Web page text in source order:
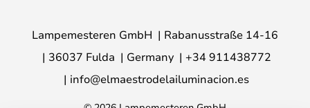
Lampemesteren GmbH
Rabanusstraße 14-16
36037 Fulda
Germany
+34 911438772
info@elmaestrodelailuminacion.es